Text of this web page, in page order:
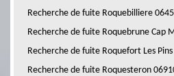
Recherche de fuite Roquebilliere
Recherche de fuite Roquebrune Cap
Recherche de fuite Roquefort Les
Recherche de fuite Roquesteron